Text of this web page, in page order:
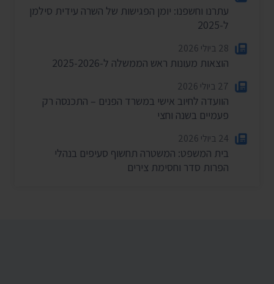
עתרנו וחשפנו: יומן הפגישות של השרה עידית סילמן
ל-2025
28 ביולי 2026
הוצאות מעונות ראש הממשלה ל-2025-2026
27 ביולי 2026
הוועדה לחיוב אישי במשרד הפנים – התכנסה רק
פעמיים בשנה וחצי
24 ביולי 2026
בית המשפט: המשטרה תחשוף סעיפים בנהלי
הפרות סדר וחסימת צירים